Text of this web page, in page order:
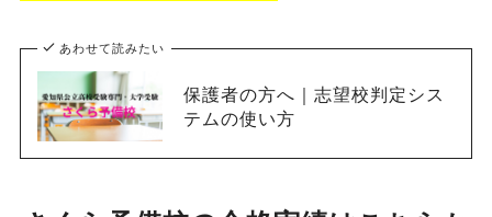
あわせて読みたい
保護者の方へ｜志望校判定シス
テムの使い方